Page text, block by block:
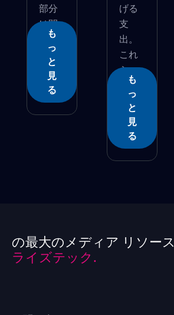
部分
は間
違�...
も
っ
と
見
る
げる
支
出。
これ
ら
は、...
も
っ
と
見
る
の最大のメディア リソース
ライズテック.